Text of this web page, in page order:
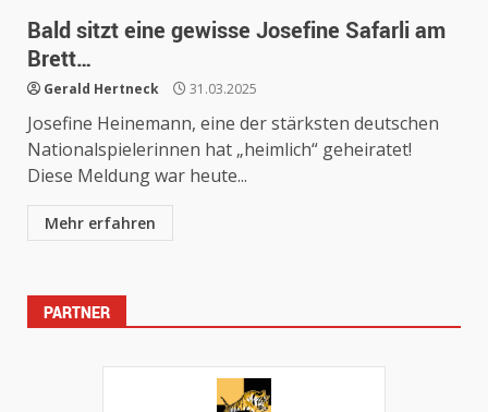
Bald sitzt eine gewisse Josefine Safarli am
Brett…
Gerald Hertneck 31.03.2025
Josefine Heinemann, eine der stärksten deutschen
Nationalspielerinnen hat „heimlich“ geheiratet!
Diese Meldung war heute...
Mehr erfahren
PARTNER